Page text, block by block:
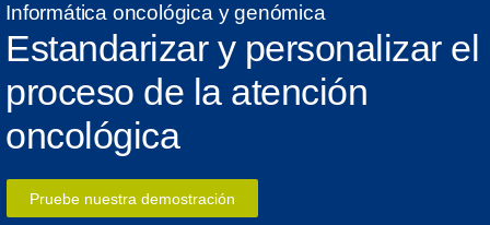
Informática oncológica y genómica
Estandarizar y personalizar el
proceso de la atención
oncológica
Pruebe nuestra demostración